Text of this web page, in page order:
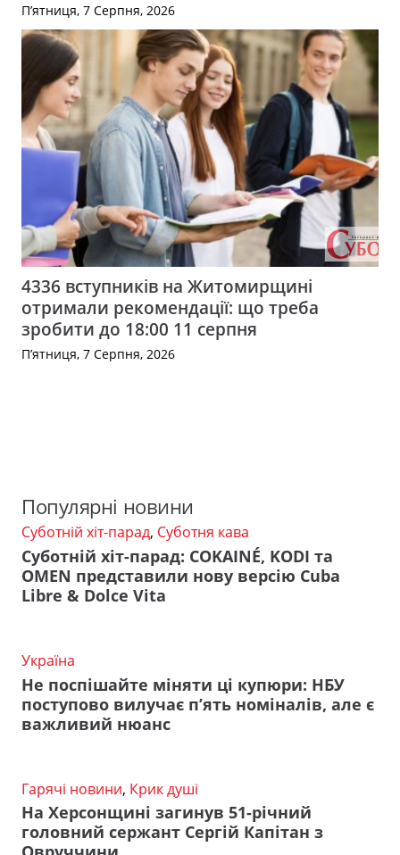
П’ятниця, 7 Серпня, 2026
4336 вступників на Житомирщині
отримали рекомендації: що треба
зробити до 18:00 11 серпня
П’ятниця, 7 Серпня, 2026
Популярні новини
Суботній хіт-парад, Суботня кава
Суботній хіт-парад: COKAINÉ, KODI та
OMEN представили нову версію Cuba
Libre & Dolce Vita
Україна
Не поспішайте міняти ці купюри: НБУ
поступово вилучає п’ять номіналів, але є
важливий нюанс
Гарячі новини, Крик душі
На Херсонщині загинув 51-річний
головний сержант Сергій Капітан з